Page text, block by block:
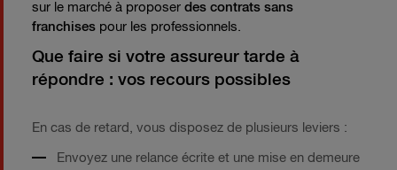
sur le marché à proposerdes contrats sans
franchises pour les professionnels.
Que faire si votre assureur tarde à
répondre : vos recours possibles
En cas de retard, vous disposez de plusieurs leviers :
Envoyez une relance écrite et une mise en demeure